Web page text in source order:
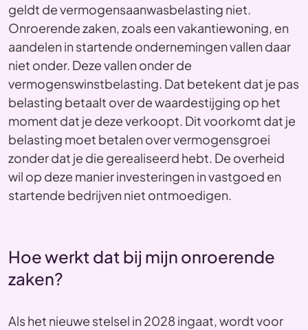
geldt de vermogensaanwasbelasting niet.
Onroerende zaken, zoals een vakantiewoning, en
aandelen in startende ondernemingen vallen daar
niet onder. Deze vallen onder de
vermogenswinstbelasting. Dat betekent dat je pas
belasting betaalt over de waardestijging op het
moment dat je deze verkoopt. Dit voorkomt dat je
belasting moet betalen over vermogensgroei
zonder dat je die gerealiseerd hebt. De overheid
wil op deze manier investeringen in vastgoed en
startende bedrijven niet ontmoedigen.
Hoe werkt dat bij mijn onroerende
zaken?
Als het nieuwe stelsel in 2028 ingaat, wordt voor